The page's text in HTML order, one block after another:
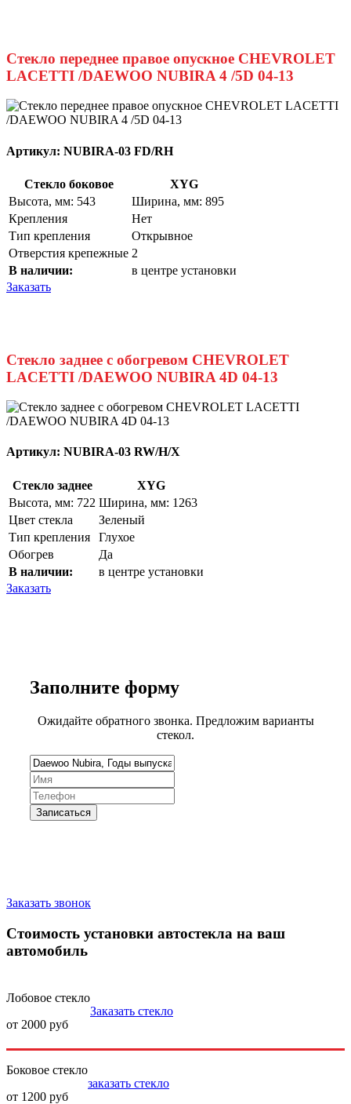
Стекло переднее правое опускное CHEVROLET
LACETTI /DAEWOO NUBIRA 4 /5D 04-13
Артикул: NUBIRA-03 FD/RH
Стекло боковое
XYG
Высота, мм: 543
Ширина, мм: 895
Крепления
Нет
Тип крепления
Открывное
Отверстия крепежные 2
В наличии:
в центре установки
Заказать
Стекло заднее с обогревом CHEVROLET
LACETTI /DAEWOO NUBIRA 4D 04-13
Артикул: NUBIRA-03 RW/H/X
Стекло заднее
XYG
Высота, мм: 722 Ширина, мм: 1263
Цвет стекла
Зеленый
Тип крепления
Глухое
Обогрев
Да
В наличии:
в центре установки
Заказать
Заполните форму
Ожидайте обратного звонка. Предложим варианты
стекол.
Заказать звонок
Стоимость установки автостекла на ваш
автомобиль
Лобовое стекло
от 2000 руб
Заказать стекло
Боковое стекло
от 1200 руб
заказать стекло